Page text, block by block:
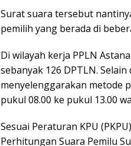
Surat suara tersebut
pemilih yang berada di
Di wilayah kerja PPLN
sebanyak 126 DPTLN.
menyelenggarakan metode
pukul 08.00 ke pukul 13.00
Sesuai Peraturan KPU
Perhitungan Suara Pemilu